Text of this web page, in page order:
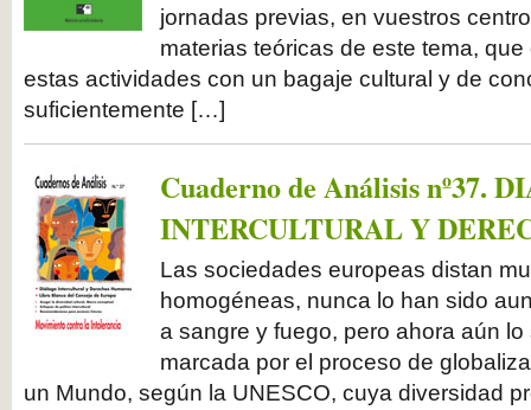
jornadas previas, en vuestros
materias teóricas de este tema,
estas actividades con un bagaje cultural y de
suficientemente […]
Cuaderno de Análisis nº37.
INTERCULTURAL Y
Las sociedades europeas distan
homogéneas, nunca lo han sido
a sangre y fuego, pero ahora aún
marcada por el proceso de
un Mundo, según la UNESCO, cuya diversidad